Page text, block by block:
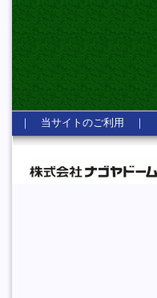
｜ 当サイトのご利用 ｜